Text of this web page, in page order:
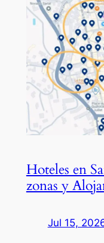
Hoteles en
zonas y
Jul 15,